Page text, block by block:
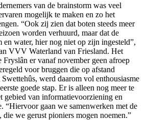
van de brainstorm was veel
mogelijk te maken en zo het
“Ook zij zien dat boten steeds meer
worden verhuurd, maar dat de
en water, hier nog niet op zijn ingesteld”,
VVV Waterland van Friesland. Het
er vanaf november geen afroep
voor bruggen die op afstand
werd daarom vol enthousiasme
goede stap. Er is alleen nog meer te
gebied van informatievoorziening en
“Hiervoor gaan we samenwerken met de
die we gerust pioniers mogen noemen.”